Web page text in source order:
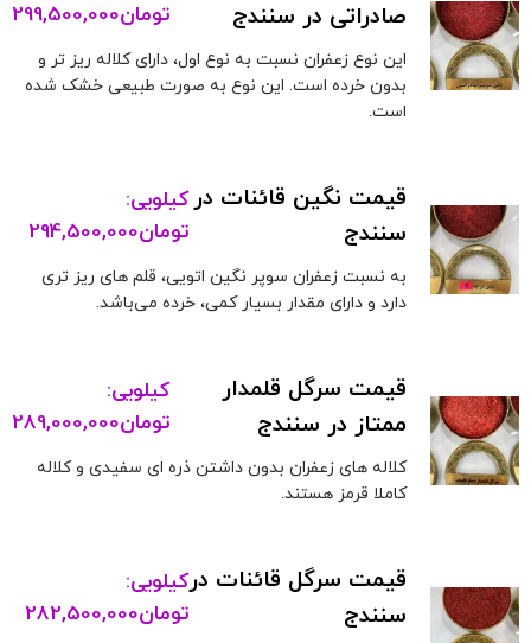
صادراتی در سنندج
تومان299,500,000
این نوع زعفران نسبت به نوع اول، دارای کلاله ریز تر و
بدون خرده است. این نوع به صورت طبیعی خشک شده
است.
قیمت نگین قائنات در
سنندج
کیلویی:
تومان294,500,000
به نسبت زعفران سوپر نگین اتویی، قلم های ریز تری
دارد و دارای مقدار بسیار کمی، خرده می‌باشد.
قیمت سرگل قلمدار
ممتاز در سنندج
کیلویی:
تومان289,000,000
کلاله های زعفران بدون داشتن ذره ای سفیدی و کلاله
کاملا قرمز هستند.
قیمت سرگل قائنات در
سنندج
کیلویی:
تومان282,500,000